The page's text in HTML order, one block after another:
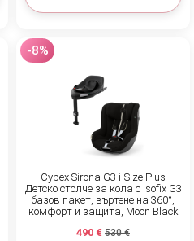
Cybex Sirona G3 i-Size Plus
Детско столче за кола с Isofix G3
базов пакет, въртене на 360°,
комфорт и защита, Moon Black
-8%
490 € 530 €